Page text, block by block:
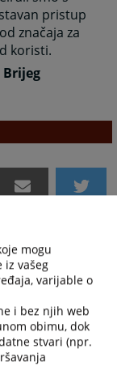
pristup
značaja za
koristi.
Brijeg
mogu
vašeg
varijable o
i bez njih web
obimu, dok
stvari (npr.